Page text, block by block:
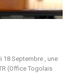
18 Septembre , une
(Office Togolais